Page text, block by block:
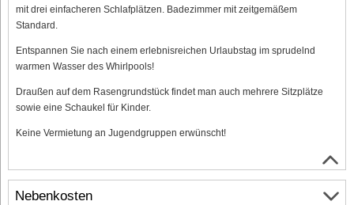
mit drei einfacheren Schlafplätzen. Badezimmer mit zeitgemäßem
Standard.
Entspannen Sie nach einem erlebnisreichen Urlaubstag im sprudelnd
warmen Wasser des Whirlpools!
Draußen auf dem Rasengrundstück findet man auch mehrere Sitzplätze
sowie eine Schaukel für Kinder.
Keine Vermietung an Jugendgruppen erwünscht!
Nebenkosten